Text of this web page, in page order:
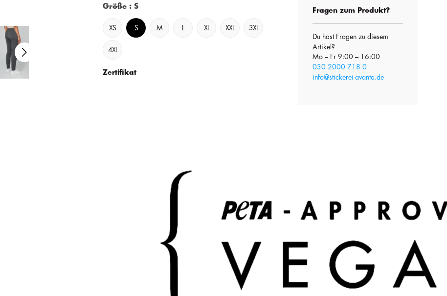
Größe : S
XS S M XL XXL 3XL
4XL
Zertifikat
Fragen zum Produkt?
Du hast Fragen zu diesem
Artikel?
Mo – Fr 9:00 – 16:00
030 2000 718 0
info@stickerei-avanta.de